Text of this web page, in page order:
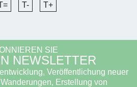
T- T+
SIE
NEWSLETTER
Veröffentlichung neuer
Erstellung von